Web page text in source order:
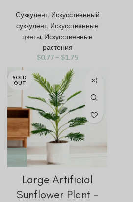
Суккулент, Искусственный
суккулент, Искусственные
цветы, Искусственные
растения
$0.77 – $1.75
SOLD
OUT
Large Artificial
Sunflower Plant –